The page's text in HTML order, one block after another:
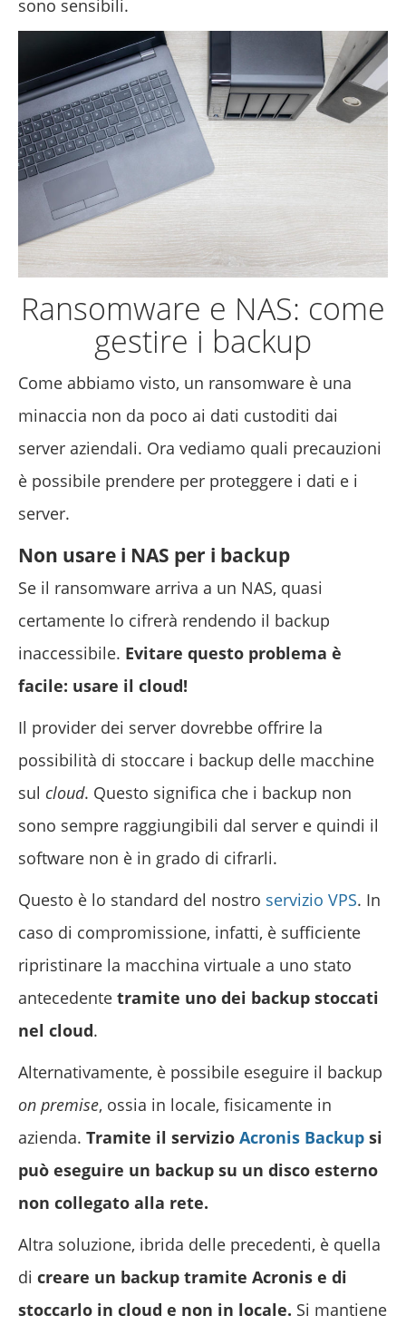
sono sensibili.
Ransomware e NAS: come
gestire i backup
Come abbiamo visto, un ransomware è una
minaccia non da poco ai dati custoditi dai
server aziendali. Ora vediamo quali precauzioni
è possibile prendere per proteggere i dati e i
server.
Non usare i NAS per i backup
Se il ransomware arriva a un NAS, quasi
certamente lo cifrerà rendendo il backup
inaccessibile. Evitare questo problema è
facile: usare il cloud!
Il provider dei server dovrebbe offrire la
possibilità di stoccare i backup delle macchine
sul cloud. Questo significa che i backup non
sono sempre raggiungibili dal server e quindi il
software non è in grado di cifrarli.
Questo è lo standard del nostro servizio VPS. In
caso di compromissione, infatti, è sufficiente
ripristinare la macchina virtuale a uno stato
antecedente tramite uno dei backup stoccati
nel cloud.
Alternativamente, è possibile eseguire il backup
on premise, ossia in locale, fisicamente in
azienda. Tramite il servizio Acronis Backup si
può eseguire un backup su un disco esterno
non collegato alla rete.
Altra soluzione, ibrida delle precedenti, è quella
di creare un backup tramite Acronis e di
stoccarlo in cloud e non in locale. Si mantiene